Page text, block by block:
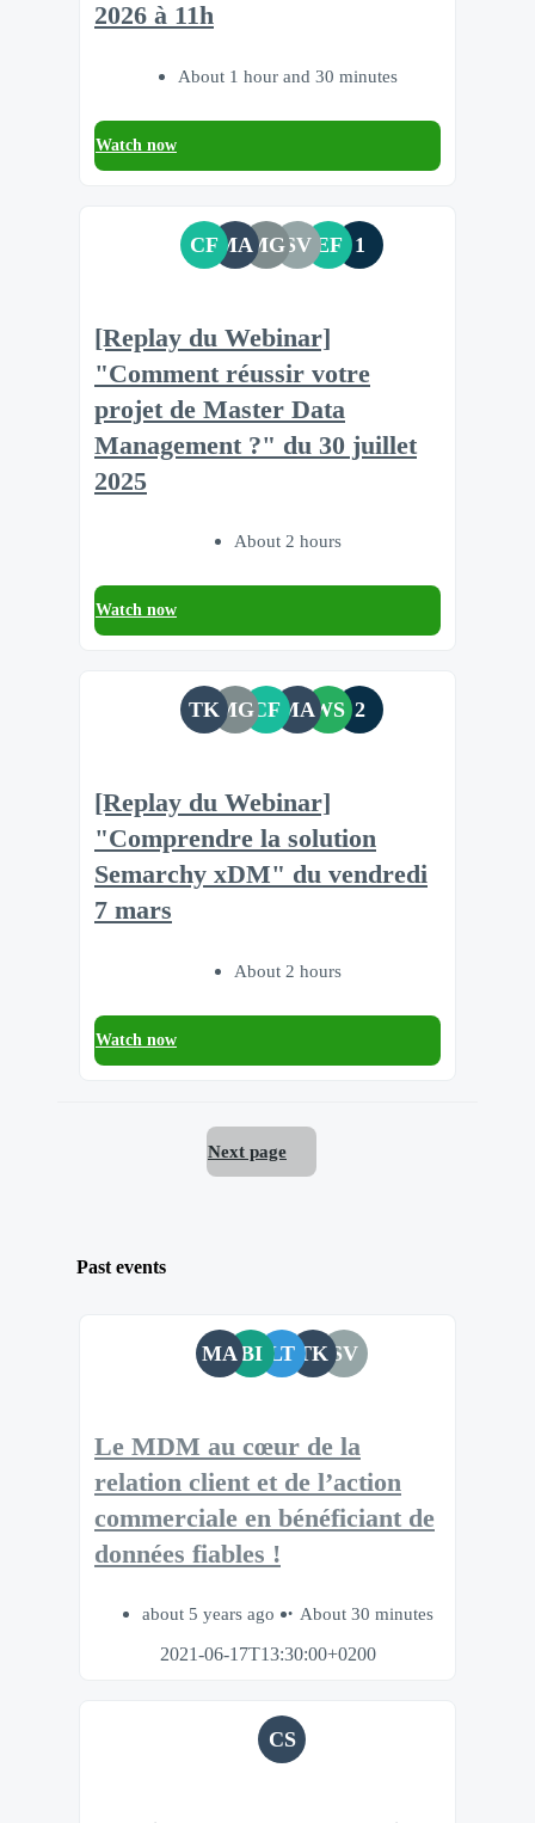
2026 à 11h
About 1 hour and 30 minutes
Watch now
CFMAMGSV EF 1
[Replay du Webinar]
"Comment réussir votre
projet de Master Data
Management ?" du 30 juillet
2025
About 2 hours
Watch now
TKMGCFMAWS 2
[Replay du Webinar]
"Comprendre la solution
Semarchy xDM" du vendredi
7 mars
About 2 hours
Watch now
Next page
Past events
MA BI LT TK SV
Le MDM au cœur de la
relation client et de l’action
commerciale en bénéficiant de
données fiables !
about 5 years ago
About 30 minutes
2021-06-17T13:30:00+0200
CS